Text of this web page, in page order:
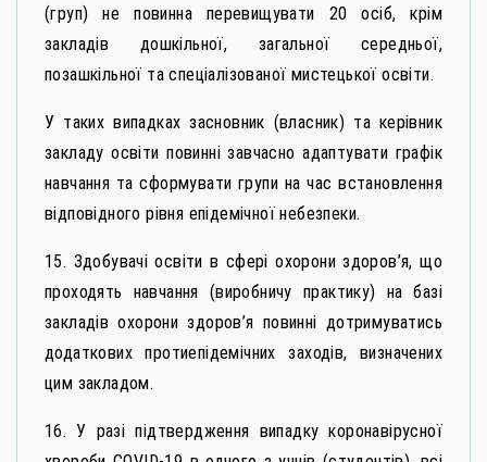
(груп) не повинна перевищувати 20 осіб, крім
закладів дошкільної, загальної середньої,
позашкільної та спеціалізованої мистецької освіти.
У таких випадках засновник (власник) та керівник
закладу освіти повинні завчасно адаптувати графік
навчання та сформувати групи на час встановлення
відповідного рівня епідемічної небезпеки.
15. Здобувачі освіти в сфері охорони здоров’я, що
проходять навчання (виробничу практику) на базі
закладів охорони здоров’я повинні дотримуватись
додаткових протиепідемічних заходів, визначених
цим закладом.
16. У разі підтвердження випадку коронавірусної